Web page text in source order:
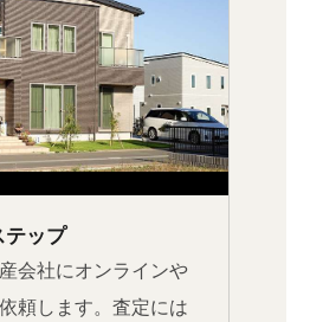
テップ
会社にオンラインや
頼します。査定には